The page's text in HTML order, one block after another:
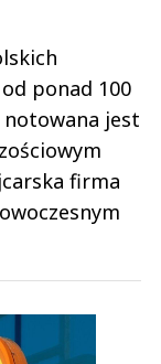
ponad 100
notowana jest
firma